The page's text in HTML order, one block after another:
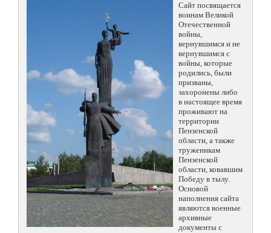
Сайт посвящается
воинам Великой
Отечественной
войны,
вернувшимся и не
вернувшимся с
войны, которые
родились, были
призваны,
захоронены либо
в настоящее время
проживают на
территории
Пензенской
области, а также
труженикам
Пензенской
области, ковавшим
Победу в тылу.
Основой
наполнения сайта
являются военные
архивные
документы с